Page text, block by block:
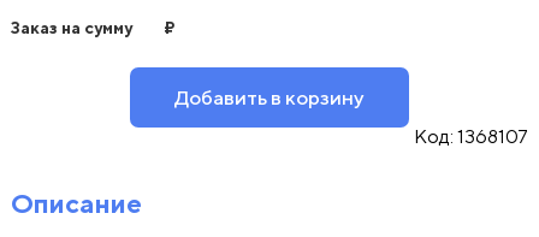
Заказ на сумму ₽
Добавить в корзину
Код: 1368107
Описание